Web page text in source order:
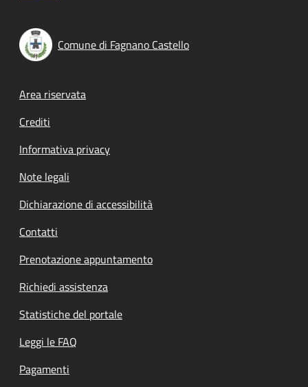
Comune di Fagnano Castello
Footer menu
Area riservata
Crediti
Informativa privacy
Note legali
Dichiarazione di accessibilità
Contatti
Prenotazione appuntamento
Richiedi assistenza
Statistiche del portale
Leggi le FAQ
Pagamenti